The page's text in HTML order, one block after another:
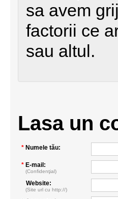
sa avem
factorii ce
sau altul.
Lasa un
* Numele tău:
* E-mail:
(Confidenţial)
Website:
(Site url cu http://)